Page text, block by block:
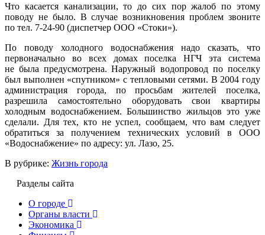
Что касается канализации, то до сих пор жалоб по этому
поводу не было. В случае возникновения проблем звоните
по тел. 7-24-90 (диспетчер ООО «Стоки»).
По поводу холодного водоснабжения надо сказать, что
первоначально во всех домах поселка НГЧ эта система
не была предусмотрена. Наружный водопровод по поселку
был выполнен «спутником» с тепловыми сетями. В 2004 году
администрация города, по просьбам жителей поселка,
разрешила самостоятельно оборудовать свои квартиры
холодным водоснабжением. Большинство жильцов это уже
сделали. Для тех, кто не успел, сообщаем, что вам следует
обратиться за получением технических условий в ООО
«Водоснабжение» по адресу: ул. Лазо, 25.
В рубрике: Жизнь города
Разделы сайта
О городе
Органы власти
Экономика